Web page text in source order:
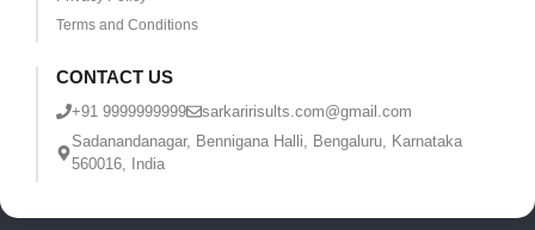
Terms and Conditions
CONTACT US
+91 9999999999
sarkaririsults.com@gmail.com
Sadanandanagar, Bennigana Halli, Bengaluru, Karnataka
560016, India